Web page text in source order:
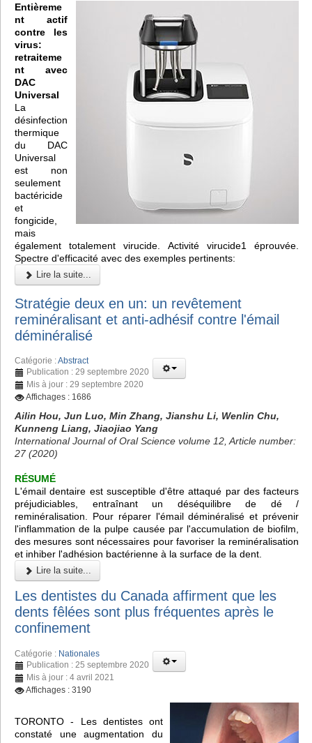
Entièreme
nt actif
contre les
virus:
retraiteme
nt avec
DAC
Universal
La
désinfection
thermique
du DAC
Universal
est non
seulement
bactéricide
et
fongicide,
mais
également totalement virucide. Activité virucide1 éprouvée.
Spectre d'efficacité avec des exemples pertinents:
Lire la suite...
Stratégie deux en un: un revêtement
reminéralisant et anti-adhésif contre l'émail
déminéralisé
Catégorie :Abstract
Publication : 29 septembre 2020
Mis à jour : 29 septembre 2020
Affichages : 1686
Ailin Hou, Jun Luo, Min Zhang, Jianshu Li, Wenlin Chu,
Kunneng Liang, Jiaojiao Yang
International Journal of Oral Science volume 12, Article number:
27 (2020)
RÉSUMÉ
L'émail dentaire est susceptible d'être attaqué par des facteurs
préjudiciables, entraînant un déséquilibre de dé /
reminéralisation. Pour réparer l'émail déminéralisé et prévenir
l'inflammation de la pulpe causée par l'accumulation de biofilm,
des mesures sont nécessaires pour favoriser la reminéralisation
et inhiber l'adhésion bactérienne à la surface de la dent.
Lire la suite...
Les dentistes du Canada affirment que les
dents fêlées sont plus fréquentes après le
confinement
Catégorie : Nationales
Publication : 25 septembre 2020
Mis à jour : 4 avril 2021
Affichages : 3190
TORONTO - Les dentistes ont
constaté une augmentation du